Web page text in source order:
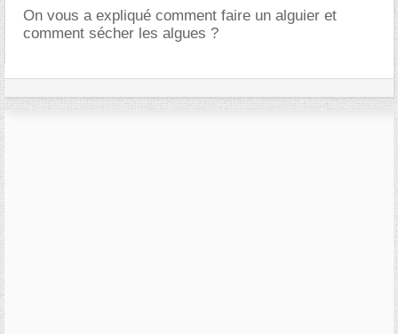
On vous a expliqué comment faire un alguier et
comment sécher les algues ?